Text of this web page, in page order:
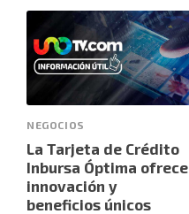
NEGOCIOS
La Tarjeta de Crédito
Inbursa Óptima ofrece
innovación y
beneficios únicos